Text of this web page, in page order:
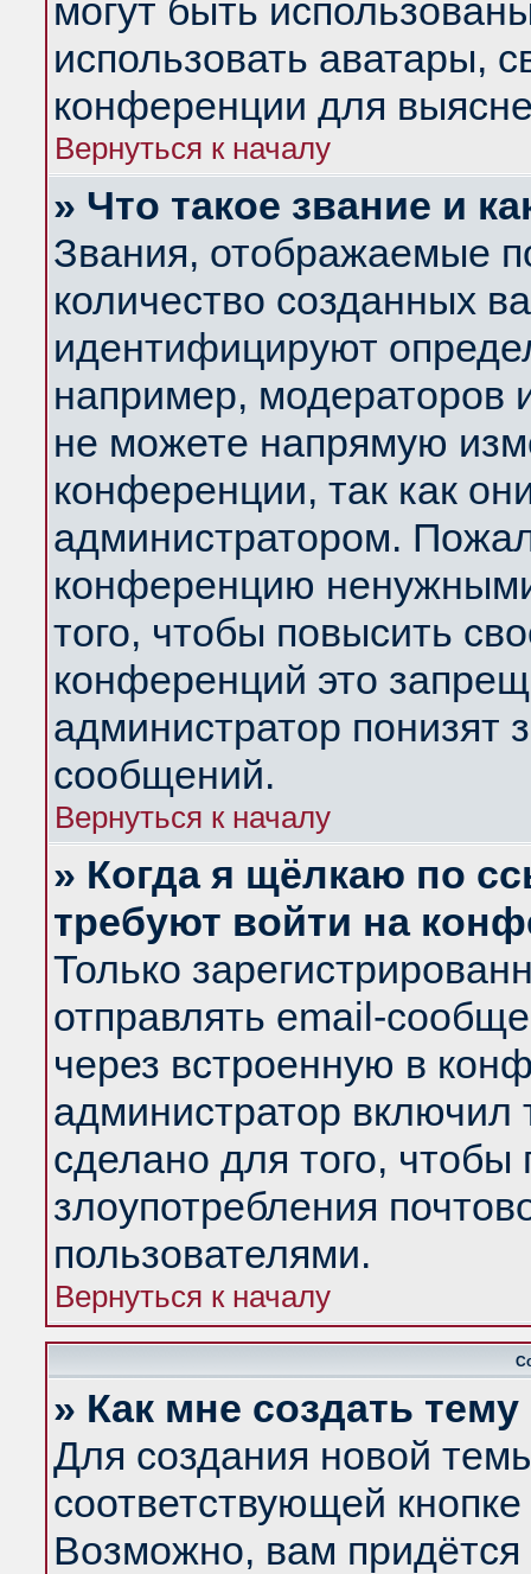
могут быть
использовать аватары,
конференции для
Вернуться к началу
» Что такое звание и
Звания, отображаемые
количество созданных
идентифицируют
например, модераторов
не можете напрямую
конференции, так как
администратором.
конференцию
того, чтобы повысить
конференций это
администратор понизят
сообщений.
Вернуться к началу
» Когда я щёлкаю по
требуют войти на
Только
отправлять email-
через встроенную в
администратор
сделано для того, чтобы
злоупотребления
пользователями.
Вернуться к началу
» Как мне создать
Для создания новой
соответствующей
Возможно, вам придётся